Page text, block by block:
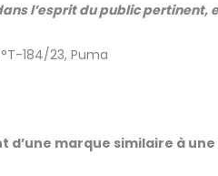
l’esprit du public pertinent,
184/23, Puma
d’une marque similaire à